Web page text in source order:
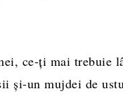
ce-ţi mai trebuie
şi-un mujdei de